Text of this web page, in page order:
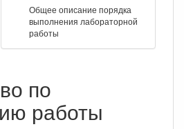
Общее описание порядка
выполнения лабораторной
работы
по
работы